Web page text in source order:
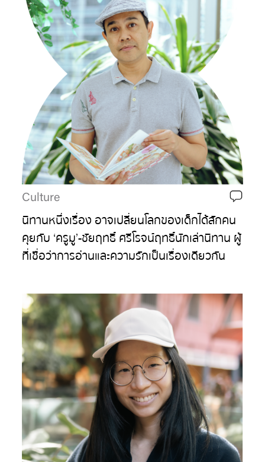
Culture
นิทานหนึ่งเรื่อง อาจเปลี่ยนโลกของเด็กได้สักคน
คุยกับ ‘ครูมู’-ชัยฤทธิ์ ศรีโรจน์ฤทธิ์ นักเล่านิทาน ผู้
ที่เชื่อว่าการอ่านและความรักเป็นเรื่องเดียวกัน